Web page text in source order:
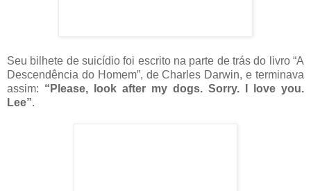
Seu bilhete de suicídio foi escrito na parte de trás do livro “A
Descendência do Homem”, de Charles Darwin, e terminava
assim: “Please, look after my dogs. Sorry. I love you.
Lee”.